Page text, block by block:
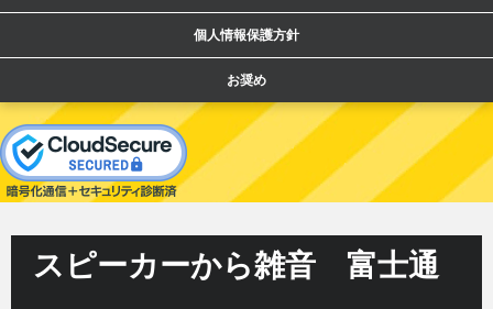
個人情報保護方針
お奨め
スピーカーから雑音 富士通